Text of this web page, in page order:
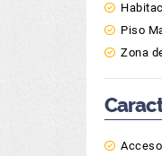
Piso
Zona